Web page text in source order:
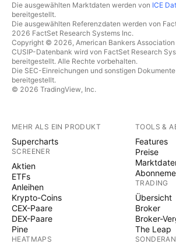
Die ausgewählten Marktdaten werden von ICE
bereitgestellt.
Die ausgewählten Referenzdaten werden von
2026 FactSet Research Systems Inc.
Copyright © 2026, American Bankers
CUSIP-Datenbank wird von FactSet Research
bereitgestellt. Alle Rechte vorbehalten.
Die SEC-Einreichungen und sonstigen
bereitgestellt.
© 2026 TradingView, Inc.
MEHR ALS EIN PRODUKT
Supercharts
SCREENER
Aktien
ETFs
Anleihen
Krypto-Coins
CEX-Paare
DEX-Paare
Pine
HEATMAPS
TOOLS &
Features
Preise
TRADING
Übersicht
Broker
Broker-
The Leap